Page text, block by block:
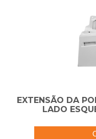
EXTENSÃO DA
LADO